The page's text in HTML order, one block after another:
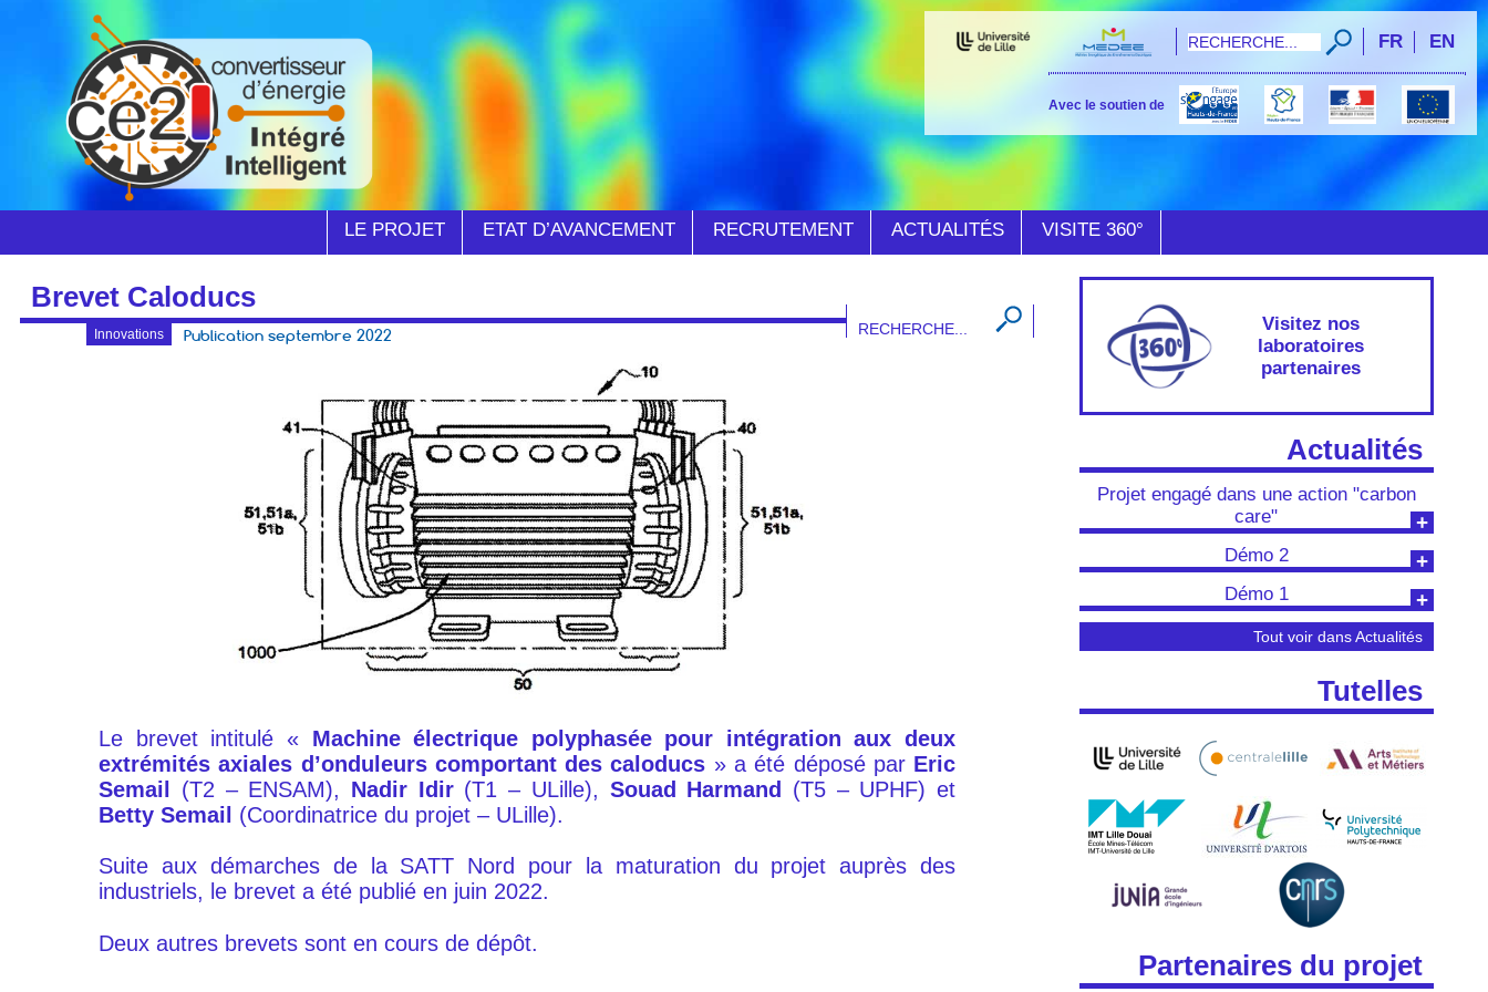
FR EN
Avec le soutien de
LE PROJET ETAT D’AVANCEMENT RECRUTEMENT ACTUALITÉS VISITE 360°
Visitez nos
laboratoires
partenaires
Actualités
Projet engagé dans une action "carbon
care"
Démo 2
Démo 1
Tout voir dans Actualités
Tutelles
Partenaires du projet
Brevet Caloducs
Innovations Publication septembre 2022
Le brevet intitulé « Machine électrique polyphasée pour intégration aux deux
extrémités axiales d’onduleurs comportant des caloducs » a été déposé par Eric
Semail
(T2 – ENSAM), Nadir Idir (T1 – ULille), Souad Harmand
(T5 – UPHF) et
Betty Semail
(Coordinatrice du projet – ULille).
Suite aux démarches de la SATT Nord pour la maturation du projet auprès des
industriels, le brevet a été publié en juin 2022.
Deux autres brevets sont en cours de dépôt.